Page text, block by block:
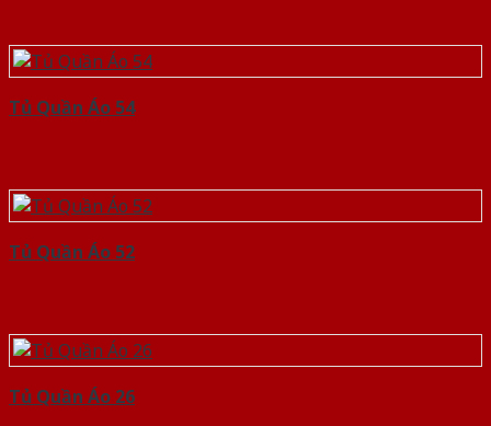
Tủ Quần Áo 54
Tủ Quần Áo 52
Tủ Quần Áo 26